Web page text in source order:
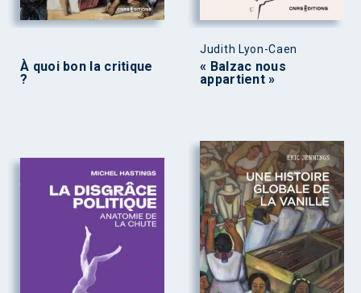
À quoi bon la critique
?
Judith Lyon-Caen
« Balzac nous
appartient »